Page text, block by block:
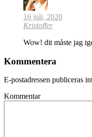
16 juli, 2020
Kristoffer
Wow! dit måste jag
Kommentera
E-postadressen publiceras
Kommentar